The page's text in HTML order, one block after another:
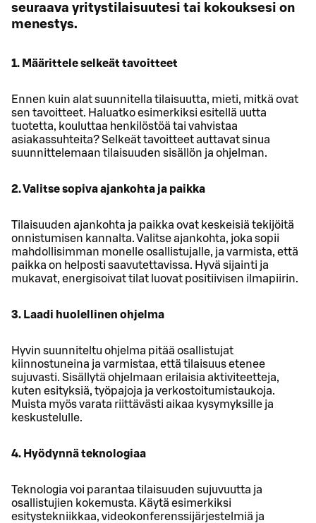
seuraava yritystilaisuutesi tai kokouksesi on
menestys.
1. Määrittele selkeät tavoitteet
Ennen kuin alat suunnitella tilaisuutta, mieti, mitkä ovat
sen tavoitteet. Haluatko esimerkiksi esitellä uutta
tuotetta, kouluttaa henkilöstöä tai vahvistaa
asiakassuhteita? Selkeät tavoitteet auttavat sinua
suunnittelemaan tilaisuuden sisällön ja ohjelman.
2. Valitse sopiva ajankohta ja paikka
Tilaisuuden ajankohta ja paikka ovat keskeisiä tekijöitä
onnistumisen kannalta. Valitse ajankohta, joka sopii
mahdollisimman monelle osallistujalle, ja varmista, että
paikka on helposti saavutettavissa. Hyvä sijainti ja
mukavat, energisoivat tilat luovat positiivisen ilmapiirin.
3. Laadi huolellinen ohjelma
Hyvin suunniteltu ohjelma pitää osallistujat
kiinnostuneina ja varmistaa, että tilaisuus etenee
sujuvasti. Sisällytä ohjelmaan erilaisia aktiviteetteja,
kuten esityksiä, työpajoja ja verkostoitumistaukoja.
Muista myös varata riittävästi aikaa kysymyksille ja
keskustelulle.
4. Hyödynnä teknologiaa
Teknologia voi parantaa tilaisuuden sujuvuutta ja
osallistujien kokemusta. Käytä esimerkiksi
esitystekniikkaa, videokonferenssijärjestelmiä ja